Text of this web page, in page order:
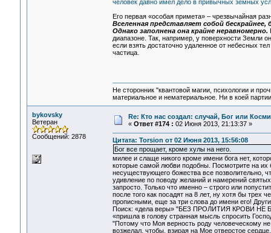
человек давно имел дело в привычных земных
Его первая «особая примета» – чрезвычайная
Вселенная представляет собой
Однако заполнена она крайне неравномерно.
диапазоне. Так, например, у поверхности Земли
если взять достаточно удаленное от небесных
частица.
Не сторонник "квантовой магии, психологии и
материальное и нематериальное. Ни в коей
bykovsky
Ветеран
Сообщений: 2878
Re: Кто нас создал: случай, Бог или
« Ответ #174 : 02 Июня 2013, 21:13:37 »
Цитата: Torsion от 02 Июня 2013, 15:56:08
Бог все прощает, кроме хулы на него.
милее и слаще никого кроме имени бога нет,
которые самой любви подобны. Посмотрите на их
несуществующего божества все позволительно,
удивление по поводу желаний и намерений
запросто. Только что именно – строго или
после того как посадят на 8 лет, ну хотя бы трех
прописными, еще за три слова до имени его!
Поиск: «дела веры» "БЕЗ ПРОЛИТИЯ КРОВИ
«пришла в голову странная мысль спросить
"Потому что Моя верность роду человеческому
возжелал, чтобы, взирая на Мое отверстое